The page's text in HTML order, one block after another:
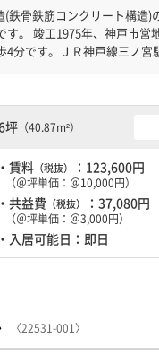
(鉄骨鉄筋コンクリート構造)
下鉄海岸線三
4分です。ＪＲ神戸線三ノ宮
坪（40.87m²）
・賃料 （税抜） ：123,600円
（＠坪単価：＠10,000円）
・共益費 （税抜） ：37,080円
（＠坪単価：＠3,000円）
・入居可能日：即日
〈22531-001〉